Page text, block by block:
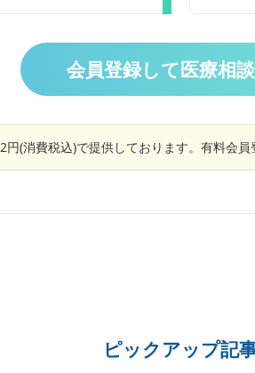
を処方されました。 その
、生理中は痒みが引いて
わっておりものが増えて
粘膜がまたすごく痒くな
みが出てきます。 そし
ったかどうかは分かりま
まカンジダの薬を塗って
か？ その他の病気の可能
ンのバ
受診し
ば何科
会員登録して医療相
(消費税込)で提供しております。有料会
ピックアップ記